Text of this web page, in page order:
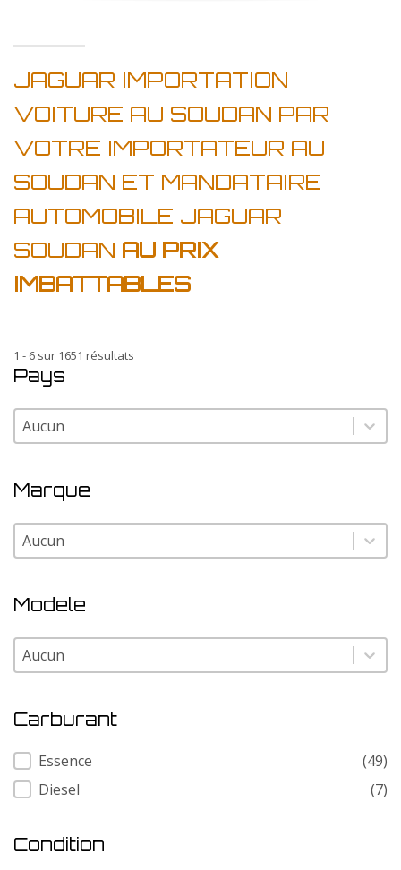
JAGUAR IMPORTATION
VOITURE AU SOUDAN PAR
VOTRE IMPORTATEUR AU
SOUDAN ET MANDATAIRE
AUTOMOBILE JAGUAR
SOUDAN AU PRIX
IMBATTABLES
1 - 6 sur 1651 résultats
Pays
Pays
Pays
Marque
Marque
Marque
Modele
Modele
Modele
Carburant
Carburant
Essence
(49)
Diesel
(7)
Condition